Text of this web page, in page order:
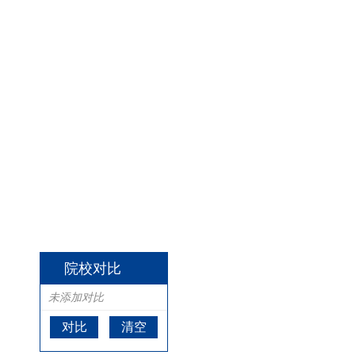
院校对比
未添加对比
对比 清空